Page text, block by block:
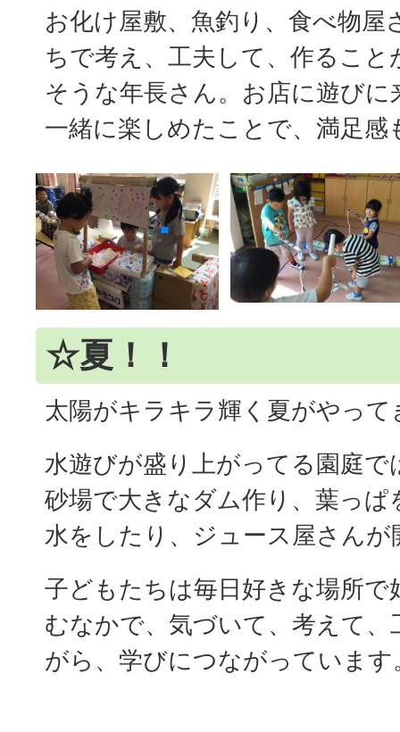
お化け屋敷、魚釣り、食べ物屋
ちで考え、工夫して、作るこ
そうな年長さん。お店に遊び
一緒に楽しめたことで、満足感
☆夏！！
太陽がキラキラ輝く夏がやって
水遊びが盛り上がってる園庭で
砂場で大きなダム作り、葉っ
水をしたり、ジュース屋さんが
子どもたちは毎日好きな場所で
むなかで、気づいて、考えて、
がら、学びにつながっています